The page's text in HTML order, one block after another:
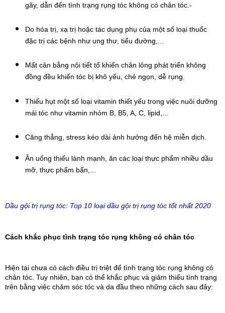
gãy, dẫn đến tình trạng rụng tóc không có chân tóc.-
Do hóa trị, xạ trị hoặc tác dụng phụ của một số loại thuốc
đặc trị các bệnh như ung thư, tiểu đường,...
Mất cân bằng nội tiết tố khiến chân lông phát triển không
đồng đều khiến tóc bị khô yếu, chẻ ngọn, dễ rụng.
Thiếu hụt một số loại vitamin thiết yếu trong việc nuôi dưỡng
mái tóc như vitamin nhóm B, B5, A, C, lipid,...
Căng thẳng, stress kéo dài ảnh hưởng đến hệ miễn dịch.
Ăn uống thiếu lành mạnh, ăn các loại thực phẩm nhiều dầu
mỡ, thực phẩm bẩn,...
Dầu gội trị rụng tóc: Top 10 loại dầu gội trị rụng tóc tốt nhất 2020
Cách khắc phục tình trạng tóc rụng không có chân tóc
Hiện tại chưa có cách điều trị triệt để tình trạng tóc rụng không có
chân tóc. Tuy nhiên, bạn có thể khắc phục và giảm thiểu tình trạng
trên bằng việc chăm sóc tóc và da đầu theo những cách sau đây: